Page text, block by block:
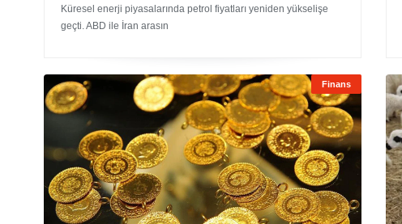
Küresel enerji piyasalarında petrol fiyatları yeniden yükselişe
geçti. ABD ile İran arasın
Finans